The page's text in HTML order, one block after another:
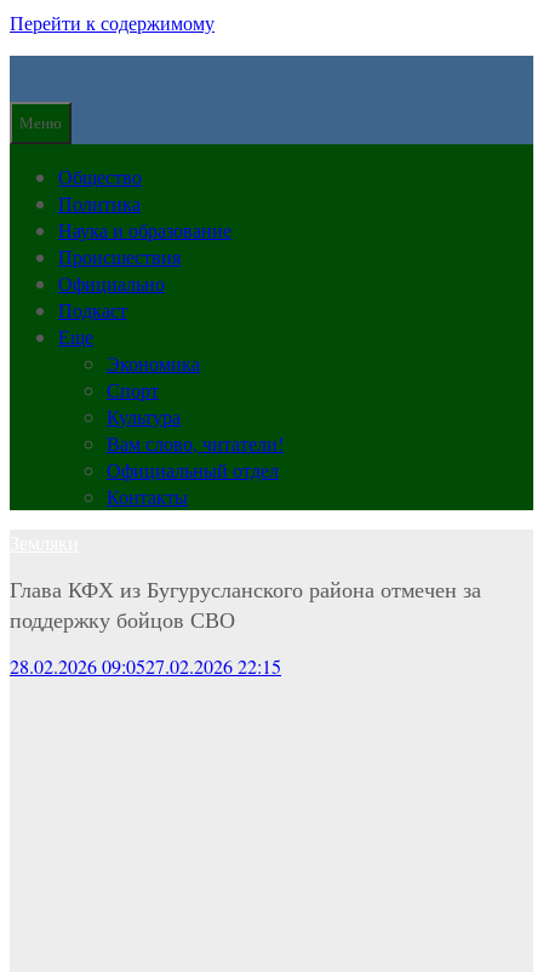
Перейти к содержимому
Меню
Общество
Политика
Наука и образование
Происшествия
Официально
Подкаст
Еще
Экономика
Спорт
Культура
Вам слово, читатели!
Официальный отдел
Контакты
Глава КФХ из Бугурусланского района отмечен за
поддержку бойцов СВО
28.02.2026 09:0527.02.2026 22:15